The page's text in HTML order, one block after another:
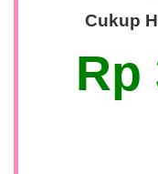
Cukup
Rp